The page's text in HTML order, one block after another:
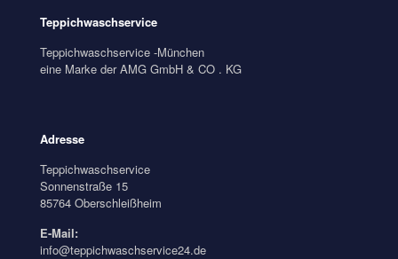
Teppichwaschservice
Teppichwaschservice -München
eine Marke der AMG GmbH & CO . KG
Adresse
Teppichwaschservice
Sonnenstraße 15
85764 Oberschleißheim
E-Mail:
info@teppichwaschservice24.de